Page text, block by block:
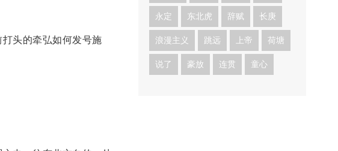
头的牵弘如何发号施
永定 东北虎 辞赋 长庚
浪漫主义 跳远 上帝 荷塘
说了 豪放 连贯 童心